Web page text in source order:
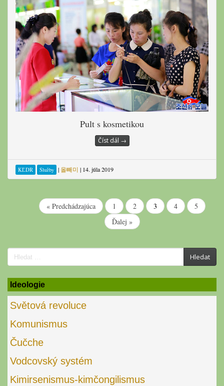
Pult s kosmetikou
Číst dál →
KĽDR Služby | 올빼미 | 14. júla 2019
« Predchádzajúca 1 2 3 4
5
Ďalej »
Search
for:
Hledat
Ideologie
Světová revoluce
Komunismus
Čučche
Vodcovský systém
Kimirsenismus-kimčongilismus